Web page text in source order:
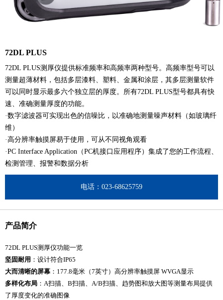
72DL PLUS
72DL PLUS测厚仪提供标准频率和高频率两种型号。高频率型号可以
测量超薄材料，包括多层漆料、塑料、金属和涂层，其多层测量软件
可以同时显示最多六个独立层的厚度。所有72DL PLUS型号都具有快
速、准确测量厚度的功能。
·数字滤波器可实现出色的信噪比，以准确地测量噪声材料（如玻璃纤
维）
·高分辨率触摸屏易于使用，可从不同视角观看
·PC Interface Application（PC机接口应用程序）集成了您的工作流程、
检测管理、报警和数据分析
电话：023-68625759
产品简介
72DL PLUS测厚仪功能一览
坚固耐用 ：设计符合IP65
大而清晰的屏幕 ：177.8毫米（7英寸）高分辨率触摸屏 WVGA显示
多样化布局 ：A扫描、B扫描、A/B扫描、趋势图和放大图等测量布局提供
了厚度变化的准确图像